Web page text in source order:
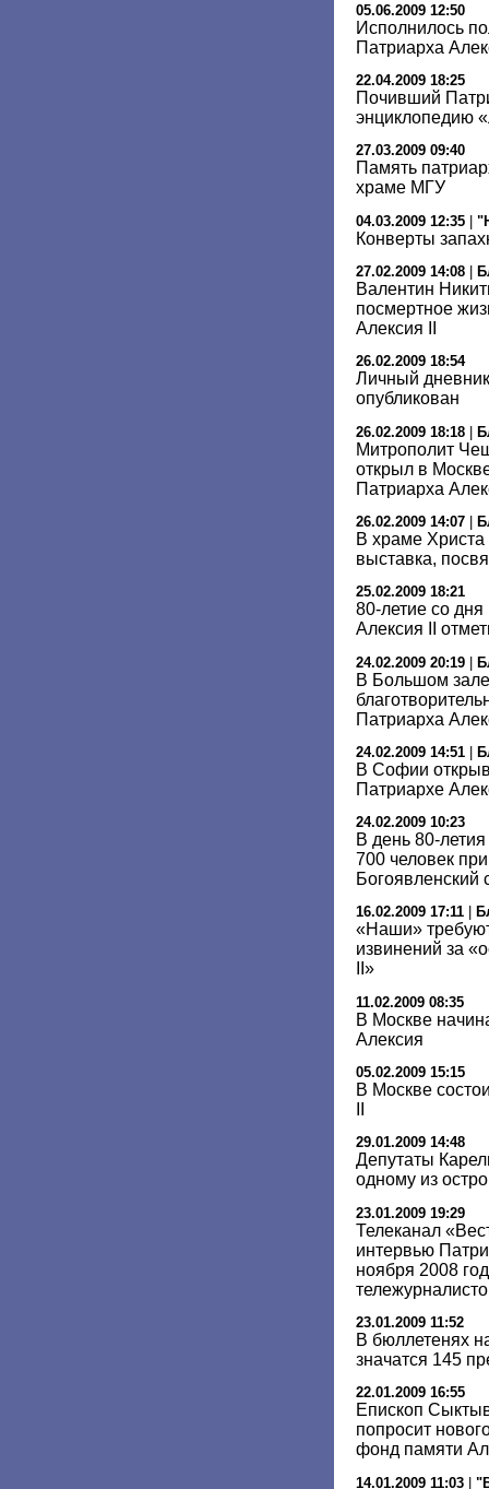
05.06.2009 12:50
Исполнилось
Патриарха
22.04.2009 18:25
Почивший
энциклопедию
27.03.2009 09:40
Память
храме МГУ
04.03.2009 12:35 |
Конверты
27.02.2009 14:08
Валентин
посмертное
Алексия II
26.02.2009 18:54
Личный
опубликован
26.02.2009 18:18 |
Митрополит
открыл в
Патриарха
26.02.2009 14:07
В храме Христа
выставка,
25.02.2009 18:21
80-летие со
Алексия II
24.02.2009 20:19 |
В Большом зале
Патриарха
24.02.2009 14:51
В Софии
Патриархе
24.02.2009 10:23
В день 80-
700 человек
Богоявленский
16.02.2009 17:11
«Наши»
извинений за
II»
11.02.2009 08:35
В Москве
Алексия
05.02.2009 15:15
В Москве
29.01.2009 14:48
Депутаты
одному из
23.01.2009 19:29
Телеканал
интервью
ноября 2008
23.01.2009 11:52
В бюллетенях
значатся 145
22.01.2009 16:55
Епископ
попросит
фонд памяти
14.01.2009 11:03